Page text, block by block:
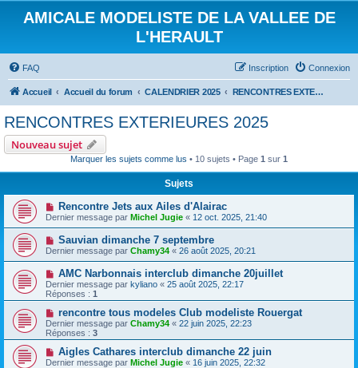
AMICALE MODELISTE DE LA VALLEE DE
L'HERAULT
FAQ Connexion
Inscription
Accueil Accueil du forum CALENDRIER 2025 RENCONTRES EXTERIEURES 2025
RENCONTRES EXTERIEURES 2025
Nouveau sujet
Marquer les sujets comme lus • 10 sujets • Page 1 sur 1
Sujets
Rencontre Jets aux Ailes d'Alairac
Dernier message par Michel Jugie « 12 oct. 2025, 21:40
Sauvian dimanche 7 septembre
Dernier message par Chamy34 « 26 août 2025, 20:21
AMC Narbonnais interclub dimanche 20juillet
Dernier message par kyliano « 25 août 2025, 22:17
Réponses : 1
rencontre tous modeles Club modeliste Rouergat
Dernier message par Chamy34 « 22 juin 2025, 22:23
Réponses : 3
Aigles Cathares interclub dimanche 22 juin
Dernier message par Michel Jugie « 16 juin 2025, 22:32